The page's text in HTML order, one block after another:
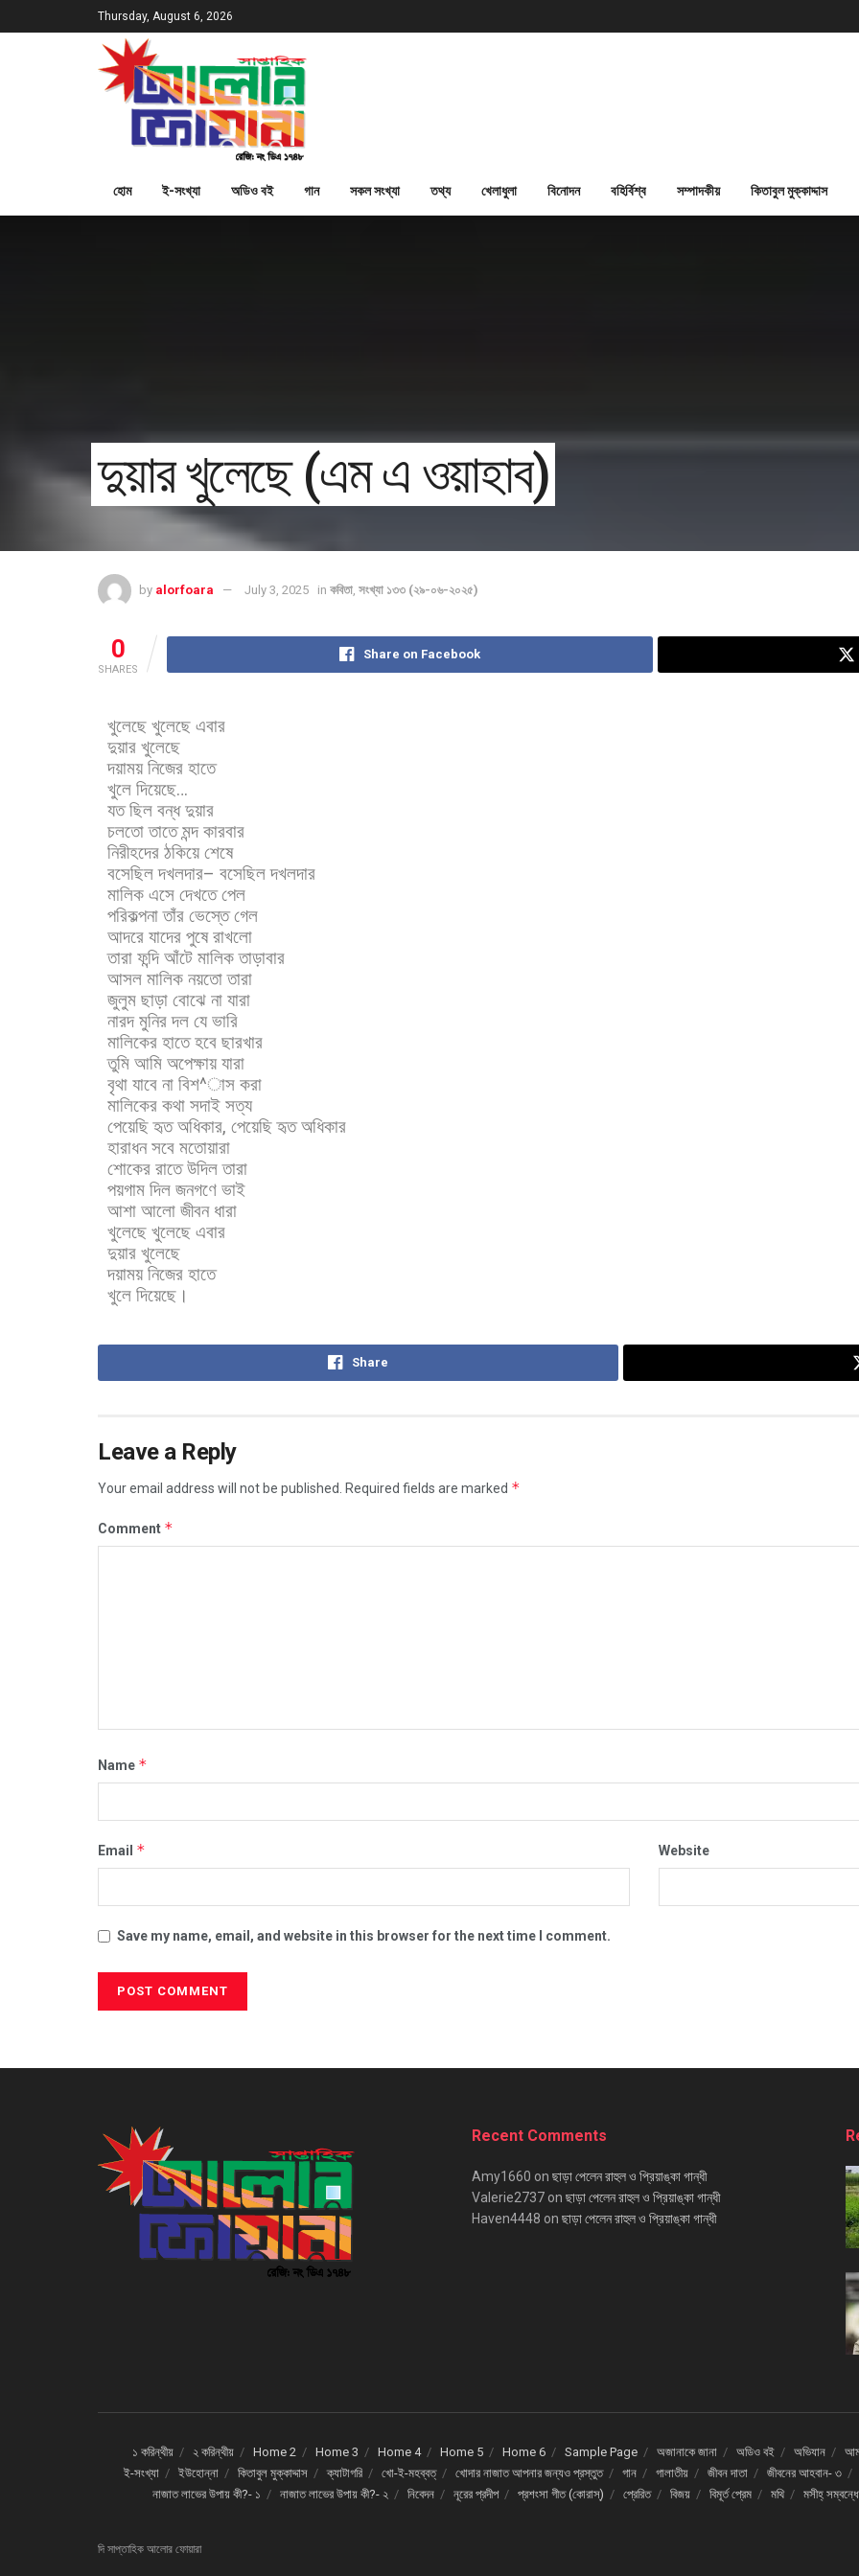
Thursday, August 6, 2026
হোম ই-সংখ্যা অডিও বই গান সকল সংখ্যা তথ্য খেলাধুলা বিনোদন বহির্বিশ্ব সম্পাদকীয় কিতাবুল মুক্কাদ্দাস
দুয়ার খুলেছে (এম এ ওয়াহাব)
by alorfoara July 3, 2025 in কবিতা, সংখ্যা ১৩৩ (২৯-০৬-২০২৫)
0
SHARES
Share on Facebook
খুলেছে খুলেছে এবার
দুয়ার খুলেছে
দয়াময় নিজের হাতে
খুলে দিয়েছে…
যত ছিল বন্ধ দুয়ার
চলতো তাতে মন্দ কারবার
নিরীহদের ঠকিয়ে শেষে
বসেছিল দখলদার– বসেছিল দখলদার
মালিক এসে দেখতে পেল
পরিকল্পনা তাঁর ভেস্তে গেল
আদরে যাদের পুষে রাখলো
তারা ফন্দি আঁটে মালিক তাড়াবার
আসল মালিক নয়তো তারা
জুলুম ছাড়া বোঝে না যারা
নারদ মুনির দল যে ভারি
মালিকের হাতে হবে ছারখার
তুমি আমি অপেক্ষায় যারা
বৃথা যাবে না বিশ^াস করা
মালিকের কথা সদাই সত্য
পেয়েছি হৃত অধিকার, পেয়েছি হৃত অধিকার
হারাধন সবে মতোয়ারা
শোকের রাতে উদিল তারা
পয়গাম দিল জনগণে ভাই
আশা আলো জীবন ধারা
খুলেছে খুলেছে এবার
দুয়ার খুলেছে
দয়াময় নিজের হাতে
খুলে দিয়েছে।
Share
Leave a Reply
Your email address will not be published. Required fields are marked *
Comment *
Name *
Email * Website
Save my name, email, and website in this browser for the next time I comment.
Recent Comments
Amy1660 on ছাড়া পেলেন রাহুল ও প্রিয়াঙ্কা গান্ধী
Valerie2737 on ছাড়া পেলেন রাহুল ও প্রিয়াঙ্কা গান্ধী
Haven4448 on ছাড়া পেলেন রাহুল ও প্রিয়াঙ্কা গান্ধী
১ করিন্থীয় ২ করিন্থীয় Home 2 Home 3 Home 4 Home 5 Home 6 Sample Page অজানাকে জানা অডিও বই অভিযান
ই-সংখ্যা
ইউহোন্না কিতাবুল মুক্কাদ্দাস ক্যাটাগরি খো-ই-মহব্বত্ খোদার নাজাত আপনার জন্যও প্রস্তুত গান গালাতীয় জীবন দাতা জীবনের আহবান- ৩
নাজাত লাভের উপায় কী?- ১
নাজাত লাভের উপায় কী?- ২ নিবেদন নূরের প্রদীপ প্রশংসা গীত (কোরাস্) প্রেরিত বিজয় বিমূর্ত প্রেম মথি মসীহ্
দি সাপ্তাহিক আলোর ফোয়ারা